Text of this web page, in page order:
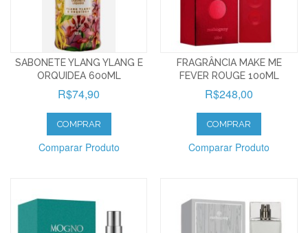
SABONETE YLANG YLANG E
ORQUIDEA 600ML
R$74,90
COMPRAR
Comparar Produto
FRAGRÂNCIA MAKE ME
FEVER ROUGE 100ML
R$248,00
COMPRAR
Comparar Produto